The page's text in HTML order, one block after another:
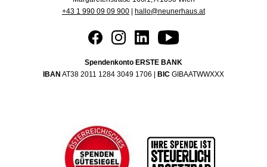
+43 1 990 09 09 900
hallo@neunerhaus.at
Spendenkonto ERSTE BANK
IBAN AT38 2011 1284 3049 1706 | BIC GIBAATWWXXX